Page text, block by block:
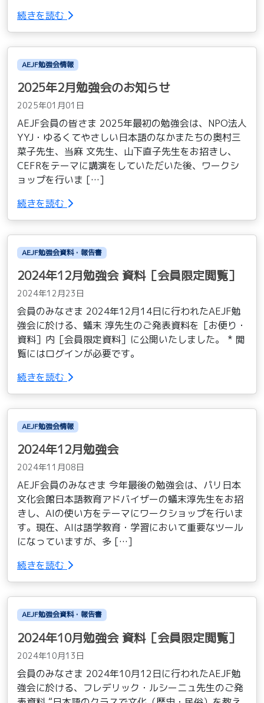
続きを読む
AEJF勉強会情報
2025年2月勉強会のお知らせ
2025年01月01日
AEJF会員の皆さま 2025年最初の勉強会は、NPO法人
YYJ・ゆるくてやさしい日本語のなかまたちの奥村三
菜子先生、当麻 文先生、山下直子先生をお招きし、
CEFRをテーマに講演をしていただいた後、ワークシ
ョップを行いま […]
続きを読む
AEJF勉強会資料・報告書
2024年12月勉強会 資料［会員限定閲覧］
2024年12月23日
会員のみなさま 2024年12月14日に行われたAEJF勉
強会に於ける、蟻末 淳先生のご発表資料を［お便り・
資料］内［会員限定資料］に公開いたしました。 * 閲
覧にはログインが必要です。
続きを読む
AEJF勉強会情報
2024年12月勉強会
2024年11月08日
AEJF会員のみなさま 今年最後の勉強会は、パリ日本
文化会館日本語教育アドバイザーの蟻末淳先生をお招
きし、AIの使い方をテーマにワークショップを行いま
す。現在、AIは語学教育・学習において重要なツール
になっていますが、多 […]
続きを読む
AEJF勉強会資料・報告書
2024年10月勉強会 資料［会員限定閲覧］
2024年10月13日
会員のみなさま 2024年10月12日に行われたAEJF勉
強会に於ける、フレデリック・ルシーニュ先生のご発